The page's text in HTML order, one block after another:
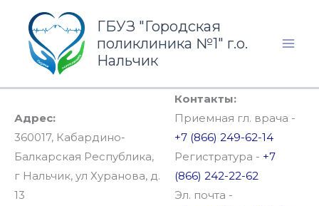
Перейти
содержимому
ГБУЗ "Городская
поликлиника №1" г.о.
Нальчик
Адрес:
360017, Кабардино-
Балкарская Республика,
г Нальчик, ул Хуранова, д.
13
Контакты:
Приемная гл. врача -
+7 (866) 249-62-14
Регистратура - +7
(866) 242-22-62
Эл. почта -